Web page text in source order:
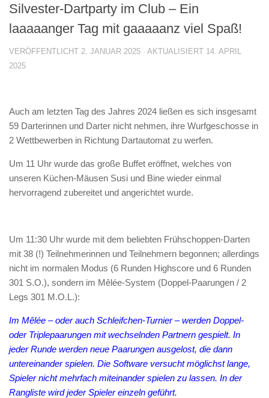
Silvester-Dartparty im Club – Ein
laaaaanger Tag mit gaaaaanz viel Spaß!
VERÖFFENTLICHT 2. JANUAR 2025 · AKTUALISIERT 14. APRIL
2025
Auch am letzten Tag des Jahres 2024 ließen es sich insgesamt
59 Darterinnen und Darter nicht nehmen, ihre Wurfgeschosse in
2 Wettbewerben in Richtung Dartautomat zu werfen.
Um 11 Uhr wurde das große Buffet eröffnet, welches von
unseren Küchen-Mäusen Susi und Bine wieder einmal
hervorragend zubereitet und angerichtet wurde.
Um 11:30 Uhr wurde mit dem beliebten Frühschoppen-Darten
mit 38 (!) Teilnehmerinnen und Teilnehmern begonnen; allerdings
nicht im normalen Modus (6 Runden Highscore und 6 Runden
301 S.O.), sondern im Mêlée-System (Doppel-Paarungen / 2
Legs 301 M.O.L.):
Im Mêlée – oder auch Schleifchen-Turnier – werden Doppel-
oder Triplepaarungen mit wechselnden Partnern gespielt. In
jeder Runde werden neue Paarungen ausgelost, die dann
untereinander spielen. Die Software versucht möglichst lange,
Spieler nicht mehrfach miteinander spielen zu lassen. In der
Rangliste wird jeder Spieler einzeln geführt.